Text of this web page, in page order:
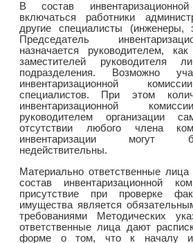
В состав
включаться работники
другие специалисты (инженеры,
Председатель
назначается руководителем,
заместителей руководителя
подразделения. Возможно
инвентаризационной
специалистов. При этом
инвентаризационной
руководителем организации
отсутствии любого члена
инвентаризации могут
недействительны.
Материально ответственные
состав инвентаризационной
присутствие при проверке
имущества является
требованиями Методических
ответственные лица дают
форме о том, что к началу